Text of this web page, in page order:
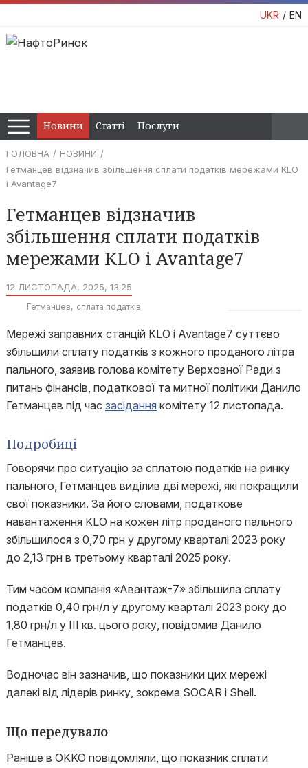
UKR EN
Новини Статті Послуги
ГОЛОВНА
НОВИНИ
Гетманцев відзначив збільшення сплати податків мережами KLO
і Avantage7
Гетманцев відзначив
збільшення сплати податків
мережами KLO і Avantage7
12 ЛИСТОПАДА, 2025, 13:25
Гетманцев сплата податків
Мережі заправних станцій KLO і Avantage7 суттєво
збільшили сплату податків з кожного проданого літра
пального, заявив голова комітету Верховної Ради з
питань фінансів, податкової та митної політики Данило
Гетманцев під час засідання комітету 12 листопада.
Подробиці
Говорячи про ситуацію за сплатою податків на ринку
пального, Гетманцев виділив дві мережі, які покращили
свої показники. За його словами, податкове
навантаження KLO на кожен літр проданого пального
збільшилося з 0,70 грн у другому кварталі 2023 року
до 2,13 грн в третьому кварталі 2025 року.
Тим часом компанія «Авантаж-7» збільшила сплату
податків 0,40 грн/л у другому кварталі 2023 року до
1,80 грн/л у ІІІ кв. цього року, повідомив Данило
Гетманцев.
Водночас він зазначив, що показники цих мережі
далекі від лідерів ринку, зокрема SOCAR і Shell.
Що передувало
Раніше в OKKO повідомляли, що показник сплати